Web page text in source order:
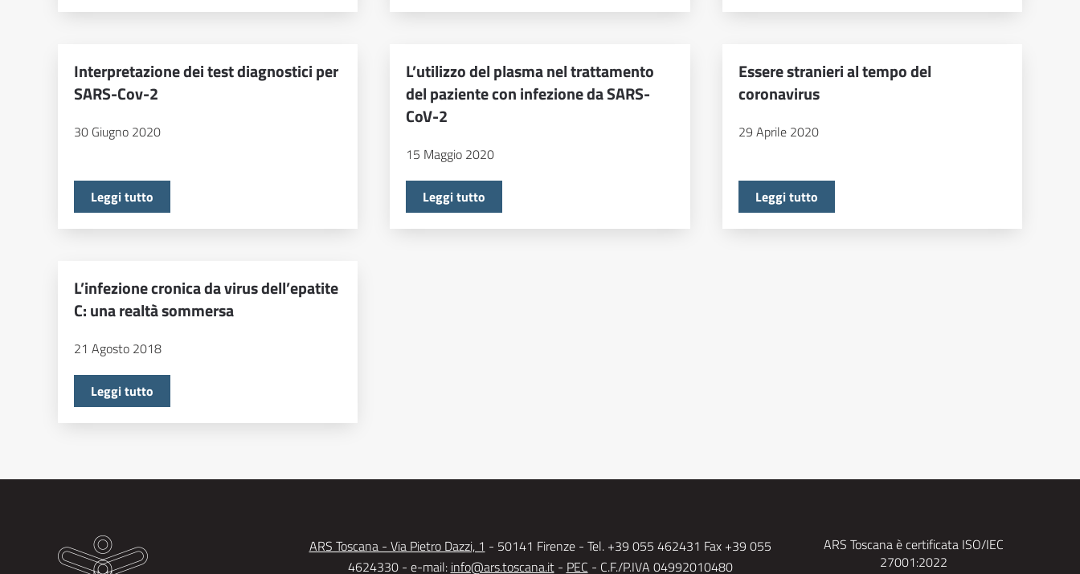
Interpretazione dei test diagnostici per
SARS-Cov-2
30 Giugno 2020
Leggi tutto
L’utilizzo del plasma nel trattamento
del paziente con infezione da SARS-
CoV-2
15 Maggio 2020
Leggi tutto
Essere stranieri al tempo del
coronavirus
29 Aprile 2020
Leggi tutto
L’infezione cronica da virus dell’epatite
C: una realtà sommersa
21 Agosto 2018
Leggi tutto
ARS Toscana - Via Pietro Dazzi, 1 - 50141 Firenze - Tel. +39 055 462431 Fax +39 055
4624330 - e-mail: info@ars.toscana.it- PEC - C.F./P.IVA 04992010480
ARS Toscana è certificata ISO/IEC
27001:2022